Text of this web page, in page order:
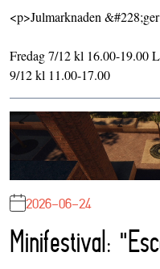
<p>Julmarknaden
Fredag 7/12 kl 16.00-19.00
9/12 kl 11.00-17.00
2026-06-24
Minifestival: